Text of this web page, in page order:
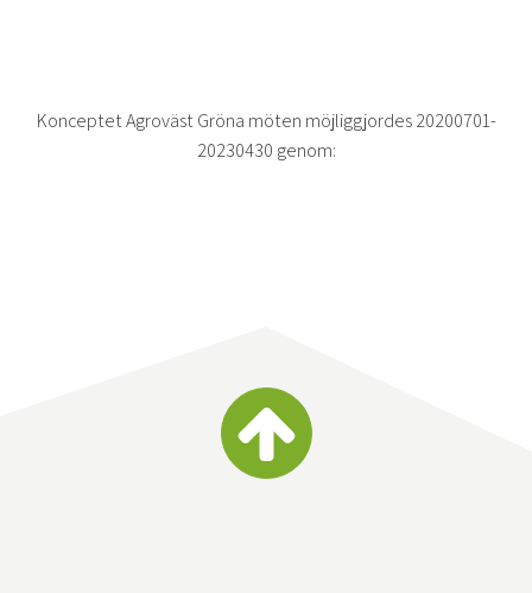
Konceptet Agroväst Gröna möten möjliggjordes 20200701-
20230430 genom: